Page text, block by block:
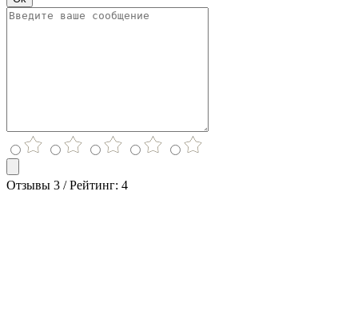
Отзывы 3 / Рейтинг: 4